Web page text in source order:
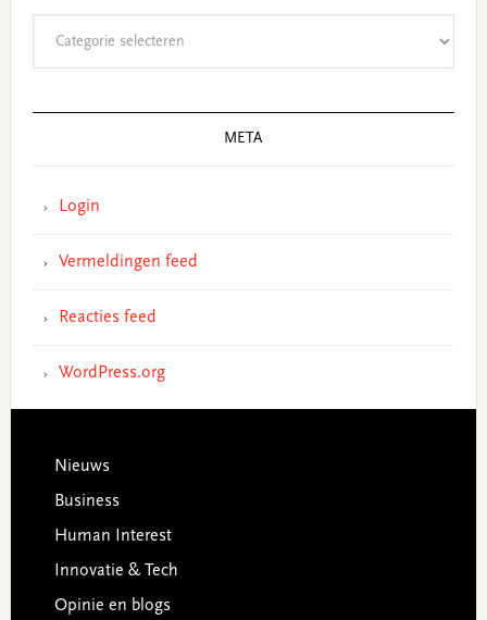
META
Login
Vermeldingen feed
Reacties feed
WordPress.org
Footer
Nieuws
Business
Human Interest
Innovatie & Tech
Opinie en blogs